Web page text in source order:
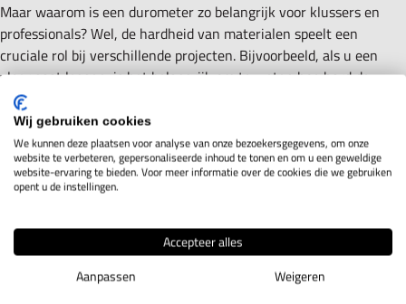
Maar waarom is een durometer zo belangrijk voor klussers en
professionals? Wel, de hardheid van materialen speelt een
cruciale rol bij verschillende projecten. Bijvoorbeeld, als u een
vloer gaat leggen, is het belangrijk om te weten hoe hard de
ondervloer is. Een te zachte ondervloer kan leiden tot
ongelijkheden en verzakkingen in de vloerafwerking, terwijl een
te harde ondervloer moeilijkheden kan veroorzaken bij het leggen
van de vloerbedekking. Met een durometer kunt u de hardheid
van de ondervloer meten en zo de juiste maatregelen nemen om
Daarnaast kan een durometer ook van pas komen bij het
beoordelen van de kwaliteit van materialen. Als u bijvoorbeeld
Wij gebruiken cookies
We kunnen deze plaatsen voor analyse van onze bezoekersgegevens, om onze
website te verbeteren, gepersonaliseerde inhoud te tonen en om u een geweldige
website-ervaring te bieden. Voor meer informatie over de cookies die we gebruiken
opent u de instellingen.
Accepteer alles
Aanpassen
Weigeren